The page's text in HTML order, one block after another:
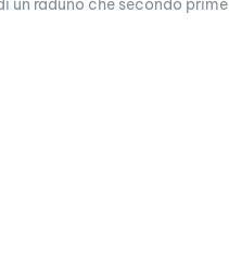
un raduno che secondo prime